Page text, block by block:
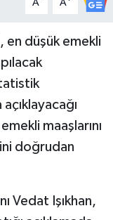
A A
en düşük emekli
maaşlarını
doğrudan
Vedat Işıkhan,